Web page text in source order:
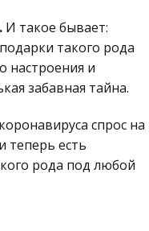
И такое бывает:
такого рода
настроения и
забавная тайна.
спрос на
теперь есть
рода под любой